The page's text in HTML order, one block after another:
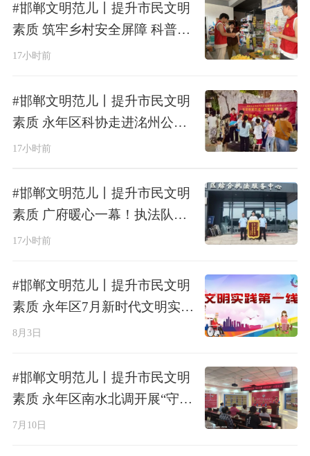
#邯郸文明范儿丨提升市民文明
素质 筑牢乡村安全屏障 科普护
航平安汛期 —— 永年区科协开
17小时前
#邯郸文明范儿丨提升市民文明
素质 永年区科协走进洺州公园
开展科普夜市活动
17小时前
#邯郸文明范儿丨提升市民文明
素质 广府暖心一幕！执法队员
下水帮游客打捞落水手机
17小时前
#邯郸文明范儿丨提升市民文明
素质 永年区7月新时代文明实践
活动展示（二）
8月3日
#邯郸文明范儿丨提升市民文明
素质 永年区南水北调开展“守护
天河 筑梦文明”主题宣讲
7月10日